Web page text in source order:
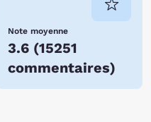
Note moyenne
3.6 (15251
commentaires)